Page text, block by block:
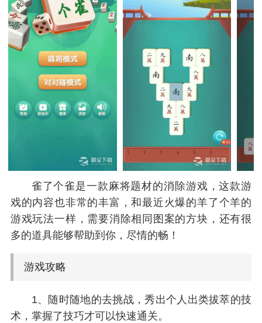
雀了个雀是一款麻将题材的消除游戏，这款游
戏的内容也非常的丰富，和最近火爆的羊了个羊的
游戏玩法一样，需要消除相同图案的方块，还有很
多的道具能够帮助到你，尽情的畅！
游戏攻略
1、随时随地的去挑战，秀出个人出类拔萃的技
术，掌握了技巧才可以快速通关。